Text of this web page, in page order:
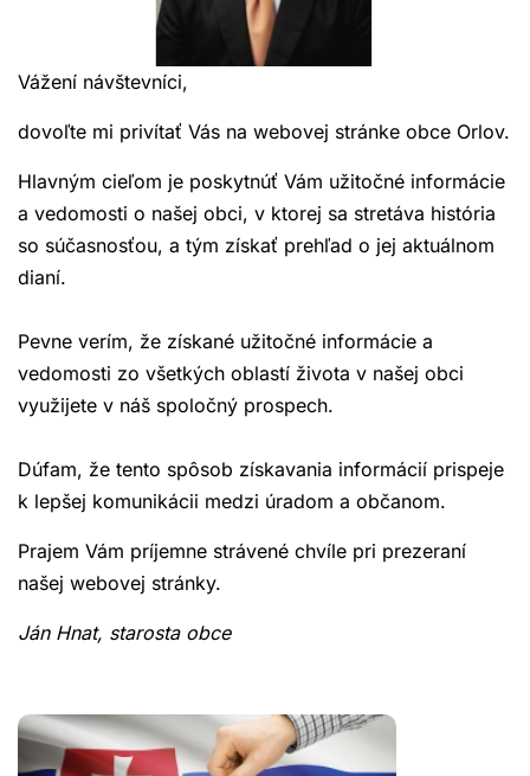
Vážení návštevníci,
dovoľte mi privítať Vás na webovej stránke obce Orlov.
Hlavným cieľom je poskytnúť Vám užitočné informácie
a vedomosti o našej obci, v ktorej sa stretáva história
so súčasnosťou, a tým získať prehľad o jej aktuálnom
dianí.
Pevne verím, že získané užitočné informácie a
vedomosti zo všetkých oblastí života v našej obci
využijete v náš spoločný prospech.
Dúfam, že tento spôsob získavania informácií prispeje
k lepšej komunikácii medzi úradom a občanom.
Prajem Vám príjemne strávené chvíle pri prezeraní
našej webovej stránky.
Ján Hnat, starosta obce